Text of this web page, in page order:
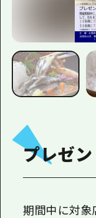
プレゼ
期間中に対象